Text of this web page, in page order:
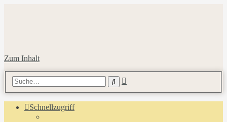
Zum Inhalt
Suche
Schnellzugriff